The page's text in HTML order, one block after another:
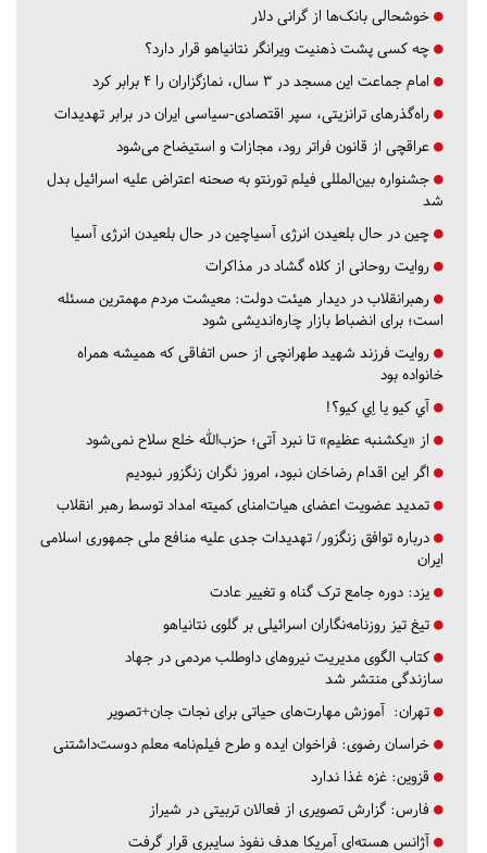
خوشحالی بانک‌ها از گرانی دلار
چه کسی پشت ذهنیت ویرانگر نتانیاهو قرار دارد؟
امام جماعت این مسجد در ۳ سال، نمازگزاران را ۴ برابر کرد
راه‌گذرهای ترانزیتی، سپر اقتصادی-سیاسی ایران در برابر تهدیدات
عراقچی از قانون فراتر رود، مجازات و استیضاح می‌شود
جشنواره بین‌المللی فیلم تورنتو به صحنه اعتراض علیه اسرائیل بدل
شد
چین در حال بلعیدن انرژی آسیاچین در حال بلعیدن انرژی آسیا
روایت روحانی از کلاه گشاد در مذاکرات
رهبرانقلاب در دیدار هیئت دولت: معیشت مردم مهمترین مسئله
است؛ برای انضباط بازار چاره‌اندیشی شود
روایت فرزند شهید طهرانچی از حس اتفاقی که همیشه همراه
خانواده بود
آي كيو يا اِي كيو؟!
از «یکشنبه عظیم» تا نبرد آتی؛ حزب‌الله خلع سلاح نمی‌شود
اگر این اقدام رضاخان نبود، امروز نگران زنگزور نبودیم
تمدید عضویت اعضای هیات‌امنای کمیته امداد توسط رهبر انقلاب
درباره توافق زنگزور/ تهدیدات جدی علیه منافع ملی جمهوری اسلامی
ایران
یزد: دوره جامع ترک گناه و تغییر عادت
تیغ تیز روزنامه‌نگاران اسرائیلی بر گلوی نتانیاهو
کتاب الگوی مدیریت نیروهای داوطلب مردمی در جهاد
سازندگی منتشر شد
تهران: آموزش مهارت‌های حیاتی برای نجات جان+تصویر
خراسان رضوی: فراخوان ایده و طرح فیلم‌نامه معلم دوست‌داشتنی
قزوین: غزه غذا ندارد
فارس: گزارش تصویری از فعالان تربیتی در شیراز
آژانس هسته‌ای آمریکا هدف نفوذ سایبری قرار گرفت